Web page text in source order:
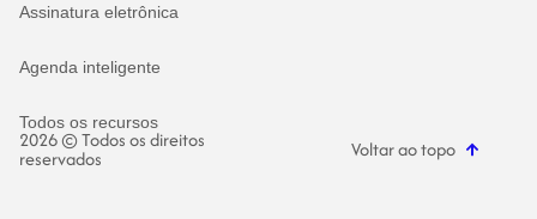
Assinatura eletrônica
Agenda inteligente
Todos os recursos
2026 © Todos os direitos
reservados Voltar ao topo